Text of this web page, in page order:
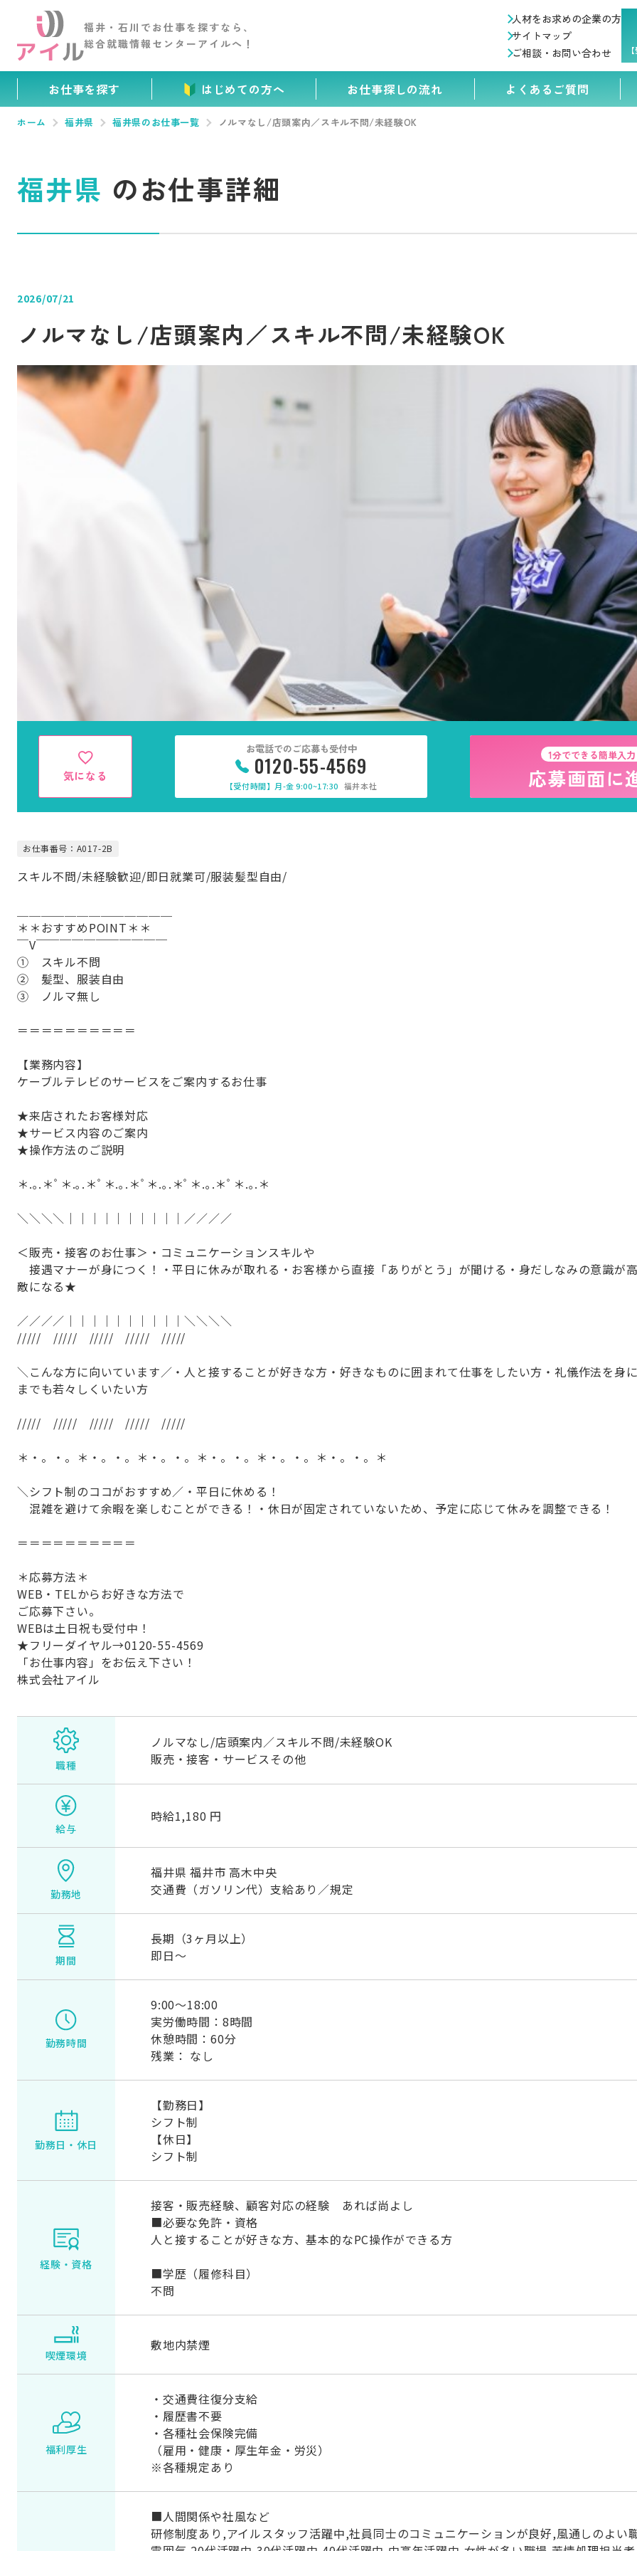
福井・石川でお仕事を探すなら、
総合就職情報センター アイルへ！
人材をお求めの企業の方
サイトマップ
ご相談・お問い合わせ
お仕事を探す はじめての方へ お仕事探しの流れ よくあるご質問
ホーム 福井県 福井県のお仕事一覧 ノルマなし/店頭案内／スキル不問/未経験OK
福井県 のお仕事詳細
2026/07/21
ノルマなし/店頭案内／スキル不問/未経験OK
気になる
お電話でのご応募も受付中
0120-55-4569
【受付時間】月-金 9:00~17:30 福井本社
1分でできる簡単入
応募画面に
お仕事番号：A017-2B
スキル不問/未経験歓迎/即日就業可/服装髪型自由/
＊＊おすすめPOINT＊＊
￣V￣￣￣￣￣￣￣￣￣￣￣
① スキル不問
② 髪型、服装自由
③ ノルマ無し
＝＝＝＝＝＝＝＝＝＝
【業務内容】
ケーブルテレビのサービスをご案内するお仕事
★来店されたお客様対応
★サービス内容のご案内
★操作方法のご説明
＊.｡.＊ﾟ＊.｡.＊ﾟ＊.｡.＊ﾟ＊.｡.＊ﾟ＊.｡.＊ﾟ＊.｡.＊
＼＼＼＼｜｜｜｜｜｜｜｜｜｜／／／／
＜販売・接客のお仕事＞・コミュニケーションスキルや
接遇マナーが身につく！・平日に休みが取れる・お客様から直接「ありがとう」が聞ける・身だしなみの意識が
敵になる★
／／／／｜｜｜｜｜｜｜｜｜｜＼＼＼＼
///// ///// ///// ///// /////
＼こんな方に向いています／・人と接することが好きな方・好きなものに囲まれて仕事をしたい方・礼儀作法を身
までも若々しくいたい方
///// ///// ///// ///// /////
＊・。・。＊・。・。＊・。・。＊・。・。＊・。・。＊・。・。＊
＼シフト制のココがおすすめ／・平日に休める！
混雑を避けて余暇を楽しむことができる！・休日が固定されていないため、予定に応じて休みを調整できる！
＝＝＝＝＝＝＝＝＝＝
＊応募方法＊
WEB・TELからお好きな方法で
ご応募下さい。
WEBは土日祝も受付中！
★フリーダイヤル→0120-55-4569
「お仕事内容」をお伝え下さい！
株式会社アイル
職種
ノルマなし/店頭案内／スキル不問/未経験OK
販売・接客・サービスその他
給与
時給1,180 円
勤務地
福井県 福井市 高木中央
交通費（ガソリン代）支給あり／規定
期間
長期（3ヶ月以上）
即日～
勤務時間
9:00～18:00
実労働時間：8時間
休憩時間：60分
残業： なし
勤務日・ 休日
【勤務日】
シフト制
【休日】
シフト制
経験・資格
接客・販売経験、顧客対応の経験 あれば尚よし
■必要な免許・資格
人と接することが好きな方、基本的なPC操作ができる方
■学歴（履修科目）
不問
喫煙環境
敷地内禁煙
福利厚生
・交通費往復分支給
・履歴書不要
・各種社会保険完備
（雇用・健康・厚生年金・労災）
※各種規定あり
■人間関係や社風など
研修制度あり,アイルスタッフ活躍中,社員同士のコミュニケーションが良好,風通しのよい